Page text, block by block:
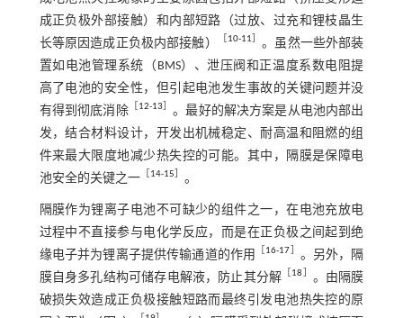
成正负极外部接触）和内部短路（过放、过充和锂枝晶生
长等原因造成正负极内部接触）
［10-11］ 。虽然一些外部装
置如电池管理系统（BMS）、泄压阀和正温度系数电阻提
高了电池的安全性，但引起电池发生事故的关键问题并没
有得到彻底消除［12-13］ 。最好的解决方案是从电池内部出
发，结合材料设计，开发出机械稳定、耐高温和阻燃的组
件来最大限度地减少热失控的可能。其中，隔膜是保障电
池安全的关键之一［14-15］ 。
隔膜作为锂离子电池不可缺少的组件之一，在电池充放电
过程中不直接参与电化学反应，而是在正负极之间起到绝
缘电子并为锂离子提供传输通道的作用
［16-17］ 。另外，隔
膜自身多孔结构可储存电解液，防止其分解 ［18］ 。由隔膜
破损失效造成正负极接触短路而最终引发电池热失控的原